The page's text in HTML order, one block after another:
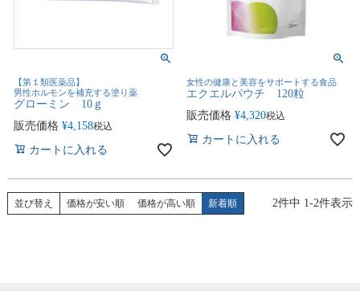
【第１類医薬品】
男性ホルモンを補充する塗り薬
グローミン 10ｇ
販売価格 ¥4,158税込
カートに入れる
女性の健康と美容をサポートする食品
エクエルパウチ 120粒
販売価格 ¥4,320税込
カートに入れる
並び替え 価格が安い順 価格が高い順 新着順 2件中 1-2件表示